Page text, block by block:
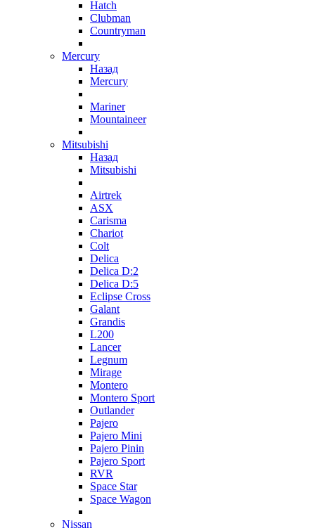
Hatch
Clubman
Countryman
Mercury
Назад
Mercury
Mariner
Mountaineer
Mitsubishi
Назад
Mitsubishi
Airtrek
ASX
Carisma
Chariot
Colt
Delica
Delica D:2
Delica D:5
Eclipse Cross
Galant
Grandis
L200
Lancer
Legnum
Mirage
Montero
Montero Sport
Outlander
Pajero
Pajero Mini
Pajero Pinin
Pajero Sport
RVR
Space Star
Space Wagon
Nissan